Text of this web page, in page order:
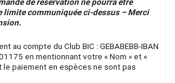
de réservation ne pourra être
limite communiquée ci-dessus – Merci
au compte du Club BIC : GEBABEBB-IBAN
en mentionnant votre « Nom » et «
le paiement en espèces ne sont pas